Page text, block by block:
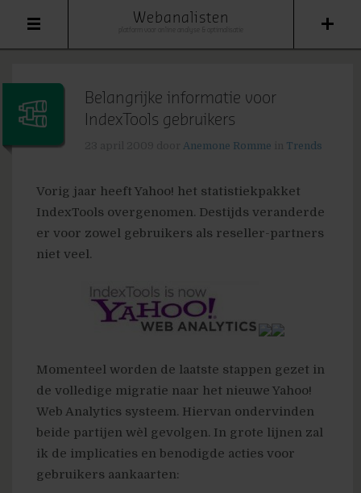
Webanalisten
Belangrijke informatie voor
IndexTools gebruikers
Anemone Romme Trends
Vorig jaar heeft Yahoo! het statistiekpakket
IndexTools overgenomen. Destijds veranderde
er voor zowel gebruikers als reseller-partners
niet veel.
Momenteel worden de laatste stappen gezet in
de volledige migratie naar het nieuwe Yahoo!
Web Analytics systeem. Hiervan ondervinden
beide partijen wèl gevolgen. In grote lijnen zal
ik de implicaties en benodigde acties voor
gebruikers aankaarten: